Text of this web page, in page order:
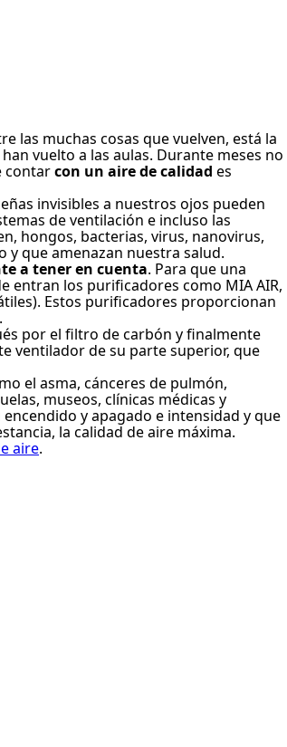
las muchas cosas que vuelven, está la
vuelto a las aulas. Durante meses no
contarcon un aire de calidad es
invisibles a nuestros ojos pueden
de ventilación e incluso las
hongos, bacterias, virus, nanovirus,
que amenazan nuestra salud.
a tener en cuenta. Para que una
entran los purificadores como MIA AIR,
Estos purificadores proporcionan
por el filtro de carbón y finalmente
ventilador de su parte superior, que
el asma, cánceres de pulmón,
museos, clínicas médicas y
y apagado e intensidad y que
la calidad de aire máxima.
aire.